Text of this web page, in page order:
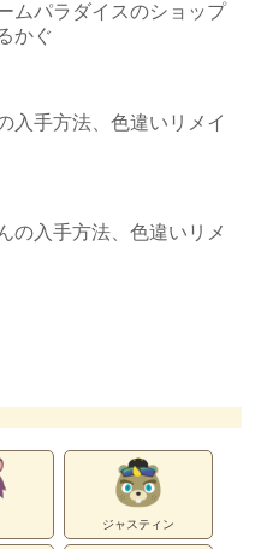
ムパラダイスのショップ
かぐ
入手方法、色違いリメイ
の入手方法、色違いリメ
ジャスティン